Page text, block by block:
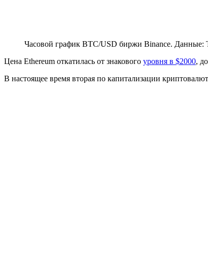
Часовой график BTC/USD биржи Binance. Данные:
Цена Ethereum откатилась от знакового уровня в $2000,
В настоящее время вторая по капитализации